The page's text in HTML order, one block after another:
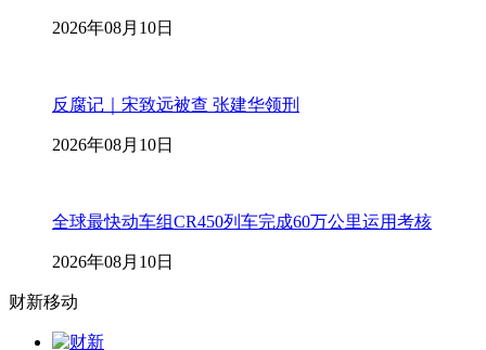
2026年08月10日
反腐记｜宋致远被查 张建华领刑
2026年08月10日
全球最快动车组CR450列车完成60万公里运用考核
2026年08月10日
财新移动